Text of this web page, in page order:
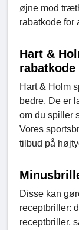
øjne mod
rabatkode for
Hart &
rabatkode
Hart & Holm
bedre. De er
om du spiller
Vores
tilbud på
Disse kan
receptbriller:
receptbriller,